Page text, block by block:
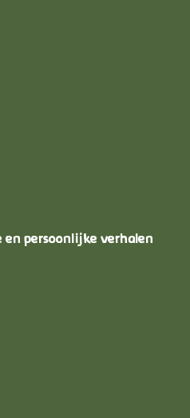
en persoonlijke verhalen